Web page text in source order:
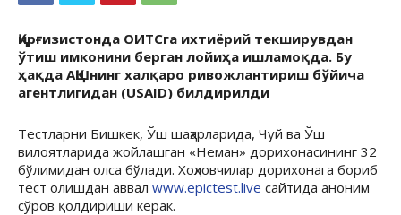
Қирғизистонда ОИТСга ихтиёрий текширувдан
ўтиш имконини берган лойиҳа ишламоқда. Бу
ҳақда АҚШнинг халқаро ривожлантириш бўйича
агентлигидан (USAID) билдирилди
Тестларни Бишкек, Ўш шаҳарларида, Чуй ва Ўш
вилоятларида жойлашган «Неман» дорихонасининг 32
бўлимидан олса бўлади. Хоҳловчилар дорихонага бориб
тест олишдан аввал www.epictest.live сайтида аноним
сўров қолдириши керак.